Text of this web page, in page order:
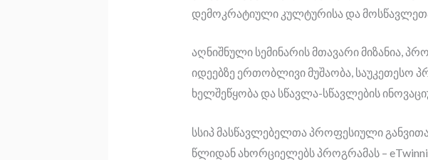
დემოკრატიული კულტურისა და
აღნიშნული სემინარის მთავარი მიზანია,
იდეებზე ერთობლივი მუშაობა, საუკეთესო
ხელშეწყობა და სწავლა-სწავლების
სსიპ მასწავლებელთა პროფესიული
წლიდან ახორციელებს პროგრამას –